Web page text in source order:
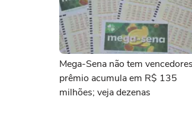
Mega-Sena não tem
prêmio acumula em R$ 135
milhões; veja dezenas